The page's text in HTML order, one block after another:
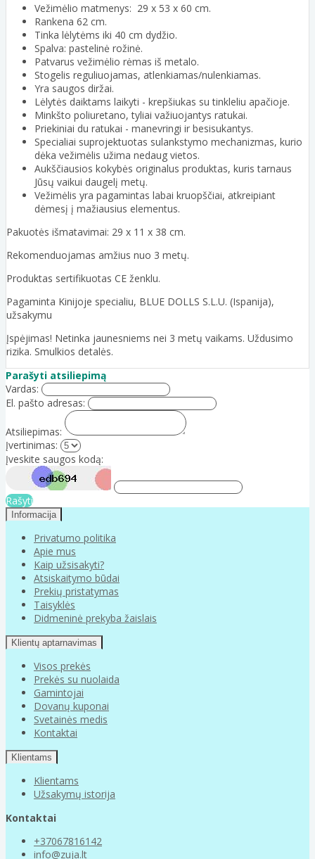
Vežimėlio matmenys: 29 x 53 x 60 cm.
Rankena 62 cm.
Tinka lėlytėms iki 40 cm dydžio.
Spalva: pastelinė rožinė.
Patvarus vežimėlio rėmas iš metalo.
Stogelis reguliuojamas, atlenkiamas/nulenkiamas.
Yra saugos diržai.
Lėlytės daiktams laikyti - krepšiukas su tinkleliu apačioje.
Minkšto poliuretano, tyliai važiuojantys ratukai.
Priekiniai du ratukai - manevringi ir besisukantys.
Specialiai suprojektuotas sulankstymo mechanizmas, kurio
dėka vežimėlis užima nedaug vietos.
Aukščiausios kokybės originalus produktas, kuris tarnaus
Jūsų vaikui daugelį metų.
Vežimėlis yra pagamintas labai kruopščiai, atkreipiant
dėmesį į mažiausius elementus.
Pakuotės išmatavimai: 29 x 11 x 38 cm.
Rekomenduojamas amžius nuo 3 metų.
Produktas sertifikuotas CE ženklu.
Pagaminta Kinijoje specialiu, BLUE DOLLS S.L.U. (Ispanija),
užsakymu
Įspėjimas! Netinka jaunesniems nei 3 metų vaikams. Uždusimo
rizika. Smulkios detalės.
Parašyti atsiliepimą
Vardas:
El. pašto adresas:
Atsiliepimas:
Įvertinimas:
Įveskite saugos kodą:
Rašyti
Informacija
Privatumo politika
Apie mus
Kaip užsisakyti?
Atsiskaitymo būdai
Prekių pristatymas
Taisyklės
Didmeninė prekyba žaislais
Klientų aptarnavimas
Visos prekės
Prekės su nuolaida
Gamintojai
Dovanų kuponai
Svetainės medis
Kontaktai
Klientams
Klientams
Užsakymų istorija
Kontaktai
+37067816142
info@zuja.lt